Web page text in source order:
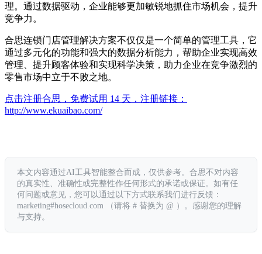
理。通过数据驱动，企业能够更加敏锐地抓住市场机会，提升
竞争力。
合思连锁门店管理解决方案不仅仅是一个简单的管理工具，它
通过多元化的功能和强大的数据分析能力，帮助企业实现高效
管理、提升顾客体验和实现科学决策，助力企业在竞争激烈的
零售市场中立于不败之地。
点击注册合思，免费试用 14 天，注册链接：
http://www.ekuaibao.com/
本文内容通过AI工具智能整合而成，仅供参考。合思不对内容
的真实性、准确性或完整性作任何形式的承诺或保证。如有任
何问题或意见，您可以通过以下方式联系我们进行反馈：
marketing#hosecloud.com （请将 # 替换为 @ ）。感谢您的理解
与支持。